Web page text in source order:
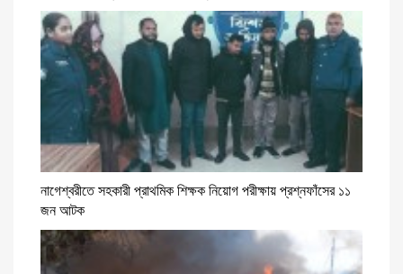
নাগেশ্বরীতে সহকারী প্রাথমিক শিক্ষক নিয়োগ পরীক্ষায় প্রশ্নফাঁসের ১১
জন আটক